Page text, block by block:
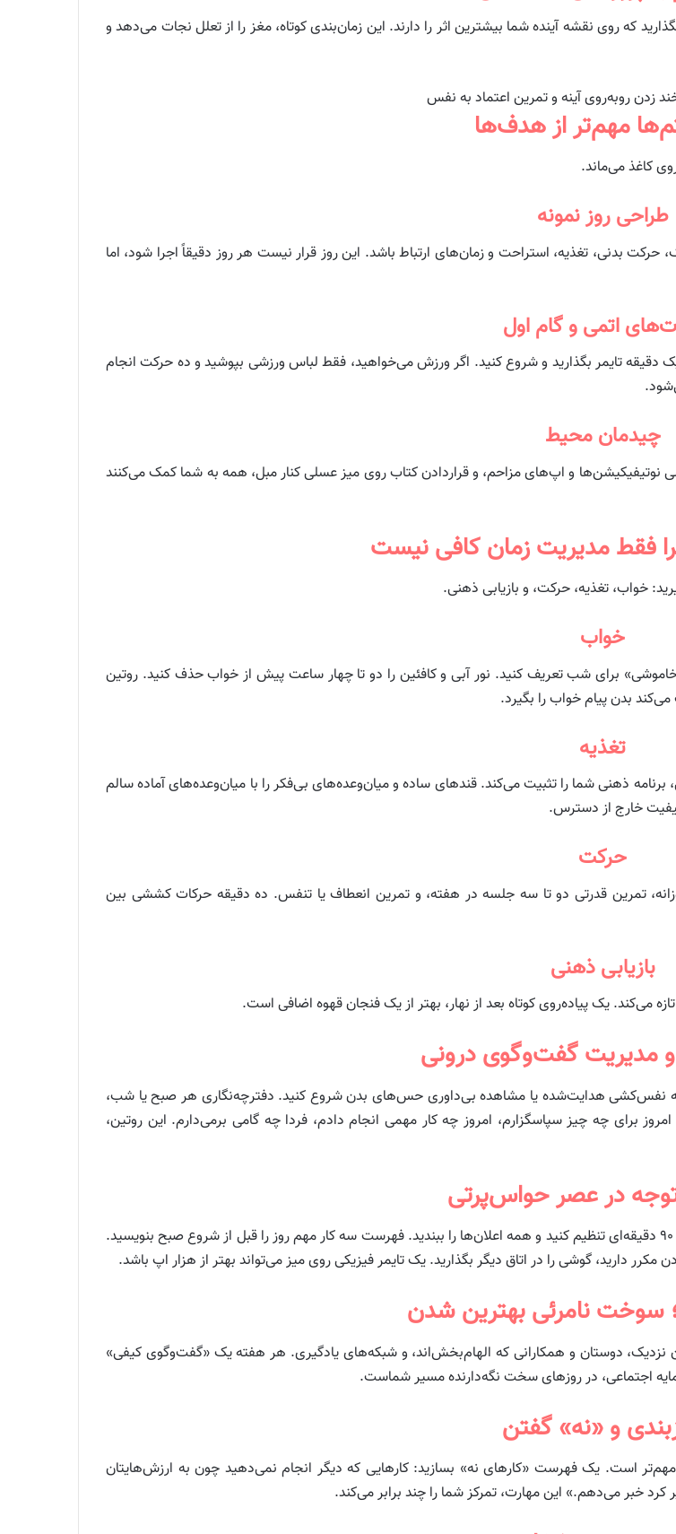
کلیدی بگذارید که روی نقشه آینده شما بیشترین اثر را دارند. این زمان‌بندی کوتاه، مغز را از تعلل نجات می‌دهد و
مهم‌تر از هدف‌ها
کاغذ می‌ماند.
طراحی روز نمونه
بدنی، تغذیه، استراحت و زمان‌های ارتباط باشد. این روز قرار نیست هر روز دقیقاً اجرا شود، اما
اتمی و گام اول
دقیقه تایمر بگذارید و شروع کنید. اگر ورزش می‌خواهید، فقط لباس ورزشی بپوشید و ده حرکت انجام
چیدمان محیط
و اپ‌های مزاحم، و قراردادن کتاب روی میز عسلی کنار مبل، همه به شما کمک می‌کنند
فقط مدیریت زمان کافی نیست
خواب، تغذیه، حرکت، و بازیابی ذهنی.
خواب
برای شب تعریف کنید. نور آبی و کافئین را دو تا چهار ساعت پیش از خواب حذف کنید. روتین
بدن پیام خواب را بگیرد.
تغذیه
ذهنی شما را تثبیت می‌کند. قندهای ساده و میان‌وعده‌های بی‌فکر را با میان‌وعده‌های آماده سالم
خارج از دسترس.
حرکت
تمرین قدرتی دو تا سه جلسه در هفته، و تمرین انعطاف یا تنفس. ده دقیقه حرکات کششی بین
بازیابی ذهنی
یک پیاده‌روی کوتاه بعد از نهار، بهتر از یک فنجان قهوه اضافی است.
مدیریت گفت‌وگوی درونی
نفس‌کشی هدایت‌شده یا مشاهده بی‌داوری حس‌های بدن شروع کنید. دفترچه‌نگاری هر صبح یا شب،
برای چه چیز سپاسگزارم، امروز چه کار مهمی انجام دادم، فردا چه گامی برمی‌دارم. این روتین،
در عصر حواس‌پرتی
حواس‌پرتی بزرگ‌ترین هزینه پنهان رشد است. برای کار عمیق، بلوک‌های ۵۰ تا ۹۰ دقیقه‌ای تنظیم کنید و همه اعلان‌ها را ببندید. فهرست سه کار مهم روز را قبل از شروع صبح بنویسید.
دارید، گوشی را در اتاق دیگر بگذارید. یک تایمر فیزیکی روی میز می‌تواند بهتر از هزار اپ باشد.
سوخت نامرئی بهترین شدن
نزدیک، دوستان و همکارانی که الهام‌بخش‌اند، و شبکه‌های یادگیری. هر هفته یک «گفت‌وگوی کیفی»
اجتماعی، در روزهای سخت نگه‌دارنده مسیر شماست.
و «نه» گفتن
است. یک فهرست «کارهای نه» بسازید: کارهایی که دیگر انجام نمی‌دهید چون به ارزش‌هایتان
کرد خبر می‌دهم.» این مهارت، تمرکز شما را چند برابر می‌کند.